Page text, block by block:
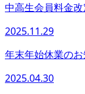
中高生会員料金
2025.11.29
年末年始休業の
2025.04.30